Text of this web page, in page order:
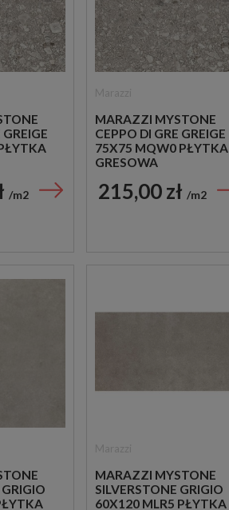
m2
MARAZZI MYSTONE
CEPPO DI GRE GREIGE
75X75 MQW0 PŁYTKA
GRESOWA
215,00 zł m2
MARAZZI MYSTONE
SILVERSTONE GRIGIO
60X120 MLR5 PŁYTKA